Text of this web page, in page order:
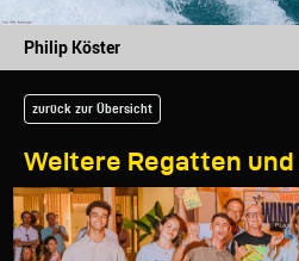
Philip Köster
Weitere Regatten
zurück zur Übersicht